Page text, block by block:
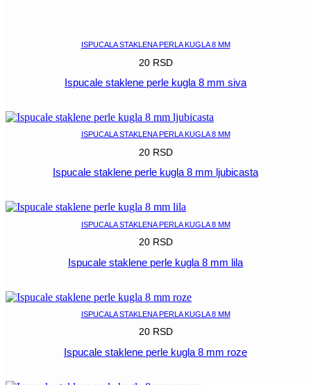
ISPUCALA STAKLENA PERLA KUGLA 8 MM
20 RSD
Ispucale staklene perle kugla 8 mm siva
ISPUCALA STAKLENA PERLA KUGLA 8 MM
20 RSD
Ispucale staklene perle kugla 8 mm ljubicasta
ISPUCALA STAKLENA PERLA KUGLA 8 MM
20 RSD
Ispucale staklene perle kugla 8 mm lila
ISPUCALA STAKLENA PERLA KUGLA 8 MM
20 RSD
Ispucale staklene perle kugla 8 mm roze